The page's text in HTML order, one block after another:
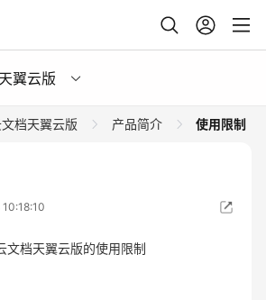
翼云版
档天翼云版 产品简介 使用限制
文档天翼云版的使用限制